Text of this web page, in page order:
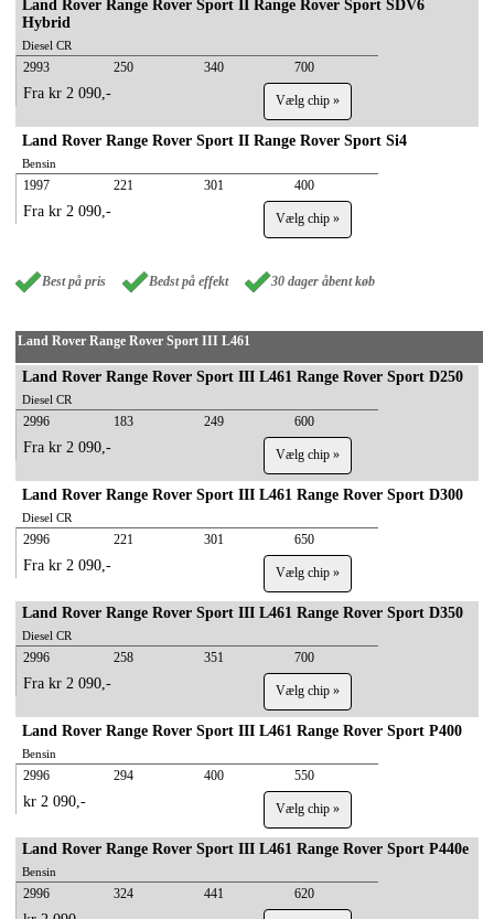
Land Rover Range Rover Sport II Range Rover Sport SDV6
Hybrid
Diesel CR
2993 250 340 700
Fra kr 2 090,- Vælg chip »
Land Rover Range Rover Sport II Range Rover Sport Si4
Bensin
1997 221 301 400
Fra kr 2 090,- Vælg chip »
Best på pris Bedst på effekt 30 dager åbent køb
Land Rover Range Rover Sport III L461
Land Rover Range Rover Sport III L461 Range Rover Sport D250
Diesel CR
2996 183 249 600
Fra kr 2 090,- Vælg chip »
Land Rover Range Rover Sport III L461 Range Rover Sport D300
Diesel CR
2996 221 301 650
Fra kr 2 090,- Vælg chip »
Land Rover Range Rover Sport III L461 Range Rover Sport D350
Diesel CR
2996 258 351 700
Fra kr 2 090,- Vælg chip »
Land Rover Range Rover Sport III L461 Range Rover Sport P400
Bensin
2996 294 400 550
kr 2 090,- Vælg chip »
Land Rover Range Rover Sport III L461 Range Rover Sport P440e
Bensin
2996 324 441 620